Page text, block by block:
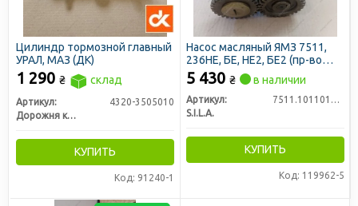
Цилиндр тормозной главный
УРАЛ, МАЗ (ДК)
1 290 ₴ склад
Артикул:
4320-3505010
Дорожня карта
КУПИТЬ
Код: 91240-1
Насос масляный ЯМЗ 7511,
236НЕ, БЕ, НЕ2, БЕ2 (пр-во
S.I.L.A. AC)
5 430 ₴ в наличии
Артикул:
7511.1011014-01
S.I.L.A.
КУПИТЬ
Код: 119962-5